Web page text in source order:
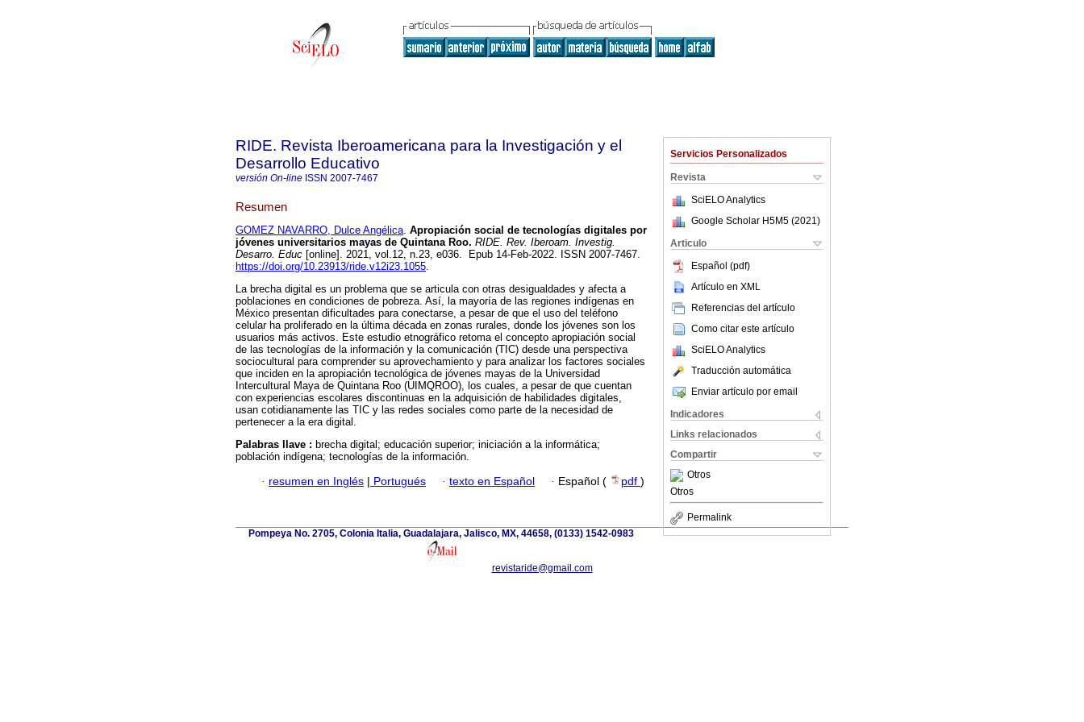
Servicios Personalizados
Revista
SciELO Analytics
Google Scholar H5M5 (2021 )
Articulo
Español (pdf)
Artículo en XML
Referencias del artículo
Como citar este artículo
SciELO Analytics
Traducción automática
Enviar artículo por email
Indicadores
Links relacionados
Compartir
Otros
Otros
Permalink
RIDE. Revista Iberoamericana para la Investigación y el
Desarrollo Educativo
versión On-line ISSN 2007-7467
Resumen
GOMEZ NAVARRO, Dulce Angélica. Apropiación social de tecnologías digitales por
jóvenes universitarios mayas de Quintana Roo. RIDE. Rev. Iberoam. Investig.
Desarro. Educ [online]. 2021, vol.12, n.23, e036. Epub 14-Feb-2022. ISSN 2007-7467.
https://doi.org/10.23913/ride.v12i23.1055.
La brecha digital es un problema que se articula con otras desigualdades y afecta a
poblaciones en condiciones de pobreza. Así, la mayoría de las regiones indígenas en
México presentan dificultades para conectarse, a pesar de que el uso del teléfono
celular ha proliferado en la última década en zonas rurales, donde los jóvenes son los
usuarios más activos. Este estudio etnográfico retoma el concepto apropiación social
de las tecnologías de la información y la comunicación (TIC) desde una perspectiva
sociocultural para comprender su aprovechamiento y para analizar los factores sociales
que inciden en la apropiación tecnológica de jóvenes mayas de la Universidad
Intercultural Maya de Quintana Roo (UIMQROO), los cuales, a pesar de que cuentan
con experiencias escolares discontinuas en la adquisición de habilidades digitales,
usan cotidianamente las TIC y las redes sociales como parte de la necesidad de
pertenecer a la era digital.
Palabras llave : brecha digital; educación superior; iniciación a la informática;
población indígena; tecnologías de la información.
· resumen en Inglés | Portugués · texto en Español · Español ( pdf )
Pompeya No. 2705, Colonia Italia, Guadalajara, Jalisco, MX, 44658, (0133) 1542-0983
revistaride@gmail.com